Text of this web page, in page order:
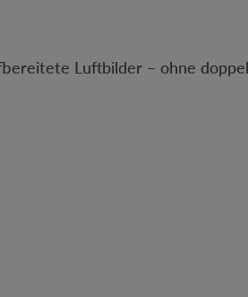
Luftbilder – ohne